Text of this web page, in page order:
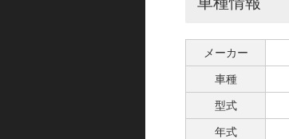
メーカー
車種
型式
年式